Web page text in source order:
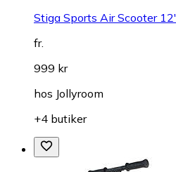
Stiga Sports Air Scooter
fr.
999 kr
hos Jollyroom
+4 butiker